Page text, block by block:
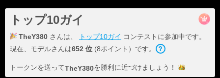
トップ10ガイ
TheY380 さんは、 トップ10ガイ コンテストに参加中です。
現在、モデルさんは652 位 (8ポイント）です。
トークンを送ってTheY380を勝利に近づけま しょう！